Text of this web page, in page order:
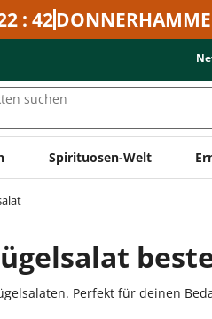
: 42
suchen
Spirituosen-Welt
Perfekt für deinen